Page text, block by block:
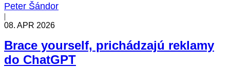
Peter Šándor
|
08. APR 2026
Brace yourself, prichádzajú reklamy
do ChatGPT